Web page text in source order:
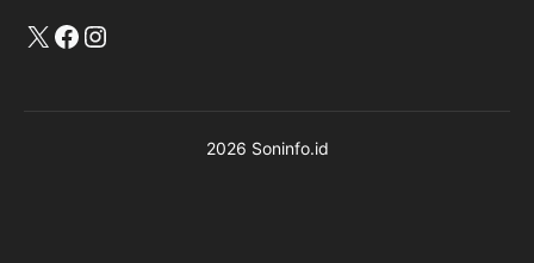
X Facebook
Instagram
2026 Soninfo.id